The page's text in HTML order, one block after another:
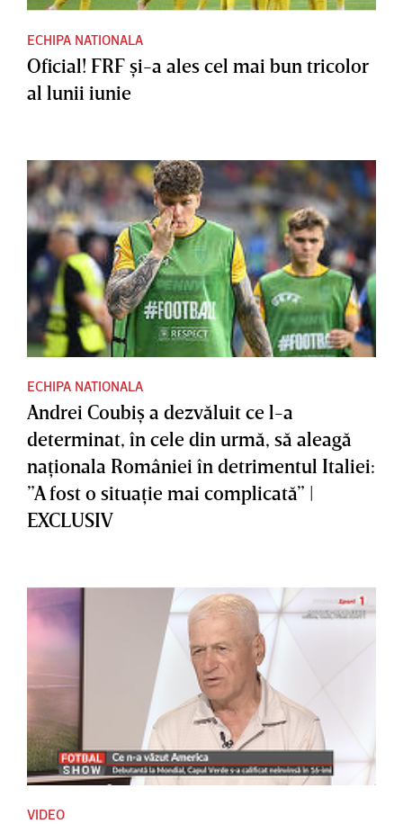
ECHIPA NATIONALA
Oficial! FRF şi-a ales cel mai bun tricolor
al lunii iunie
ECHIPA NATIONALA
Andrei Coubiş a dezvăluit ce l-a
determinat, în cele din urmă, să aleagă
naţionala României în detrimentul Italiei:
”A fost o situaţie mai complicată” |
EXCLUSIV
VIDEO